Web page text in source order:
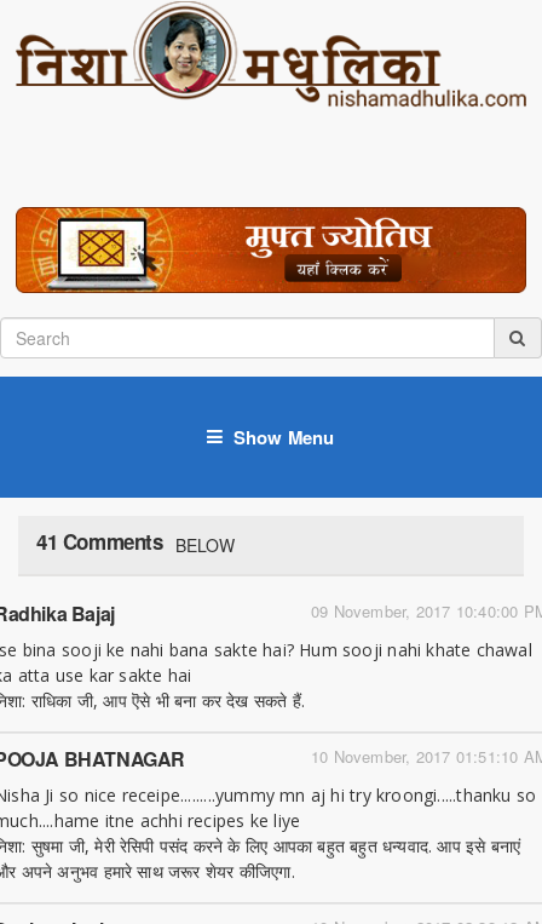
Show Menu
41 Comments BELOW
09 November, 2017 10:40:00
Bajaj
bina sooji ke nahi bana sakte hai? Hum sooji nahi khate chawal
atta use kar sakte hai
राधिका जी, आप ऎसे भी बना कर देख सकते हैं.
10 November, 2017 01:51:10
BHATNAGAR
Ji so nice receipe.........yummy mn aj hi try kroongi.....thanku so
itne achhi recipes ke liye
सुषमा जी, मेरी रेसिपी पसंद करने के लिए आपका बहुत बहुत धन्यवाद. आप इसे बनाएं
अपने अनुभव हमारे साथ जरूर शेयर कीजिएगा.